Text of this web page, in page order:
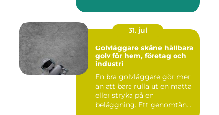
31. jul
Golvläggare skåne hållbara
golv för hem, företag och
industri
En bra golvläggare gör mer
än att bara rulla ut en matta
eller stryka på en
beläggning. Ett genomtän...